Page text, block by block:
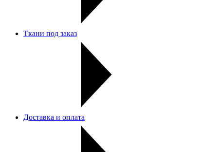
Ткани под заказ
Доставка и оплата